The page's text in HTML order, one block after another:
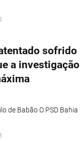
sofrido
a investigação
de Babão O PSD Bahia